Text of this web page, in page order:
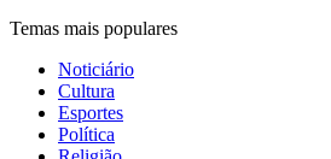
Temas mais populares
Noticiário
Cultura
Esportes
Política